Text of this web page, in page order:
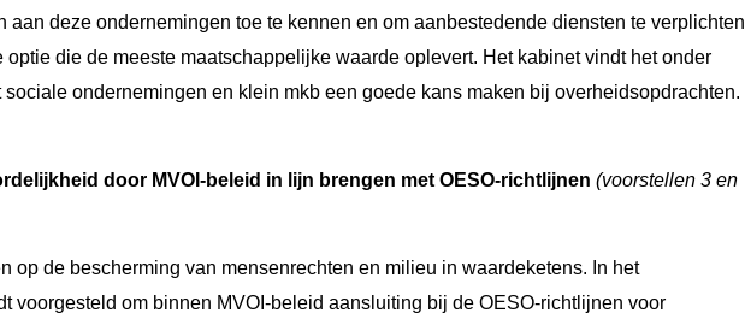
aan deze ondernemingen toe te kennen en om aanbestedende diensten te verplichten
optie die de meeste maatschappelijke waarde oplevert. Het kabinet vindt het onder
sociale ondernemingen en klein mkb een goede kans maken bij overheidsopdrachten.
door MVOI-beleid in lijn brengen met OESO-richtlijnen (voorstellen 3 en
op de bescherming van mensenrechten en milieu in waardeketens. In het
voorgesteld om binnen MVOI-beleid aansluiting bij de OESO-richtlijnen voor